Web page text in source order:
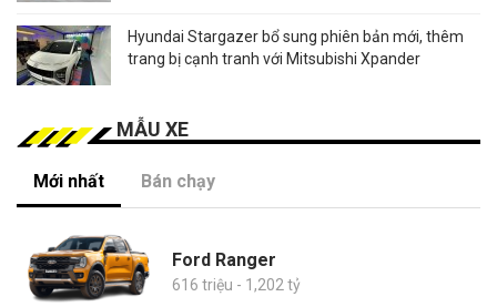
Hyundai Stargazer bổ sung phiên bản mới, thêm
trang bị cạnh tranh với Mitsubishi Xpander
MẪU XE
Mới nhất Bán chạy
Ford Ranger
616 triệu - 1,202 tỷ